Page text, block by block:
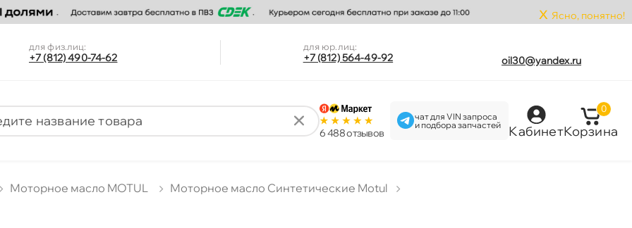
x Ясно, понятно!
для физ.лиц:
+7 (812) 490-74-62
для юр.лиц:
+7 (812) 564-49-92 oil30@yandex.ru
6 488 отзыво
чат для VIN запроса
и подбора запчастей
Кабинет
0
Корзина
Моторное масло MOTUL Моторное масло Синтетические Motul